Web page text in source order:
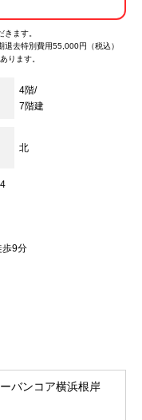
ます。
去特別費用55,000円（税込）
ります。
4階/
7階建
北
歩9分
バンコア横浜根岸